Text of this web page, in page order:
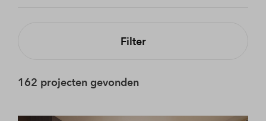
Filter
162 projecten gevonden